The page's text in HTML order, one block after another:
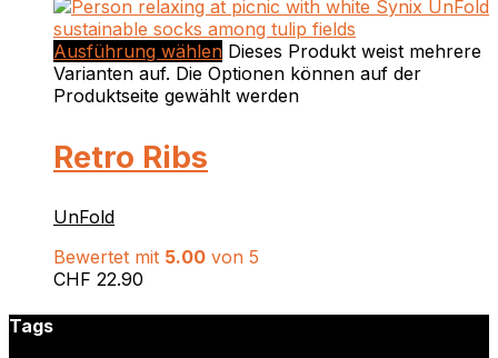
Ausführung wählen Dieses Produkt weist mehrere
Varianten auf. Die Optionen können auf der
Produktseite gewählt werden
Retro Ribs
UnFold
Bewertet mit 5.00 von 5
CHF 22.90
Tags